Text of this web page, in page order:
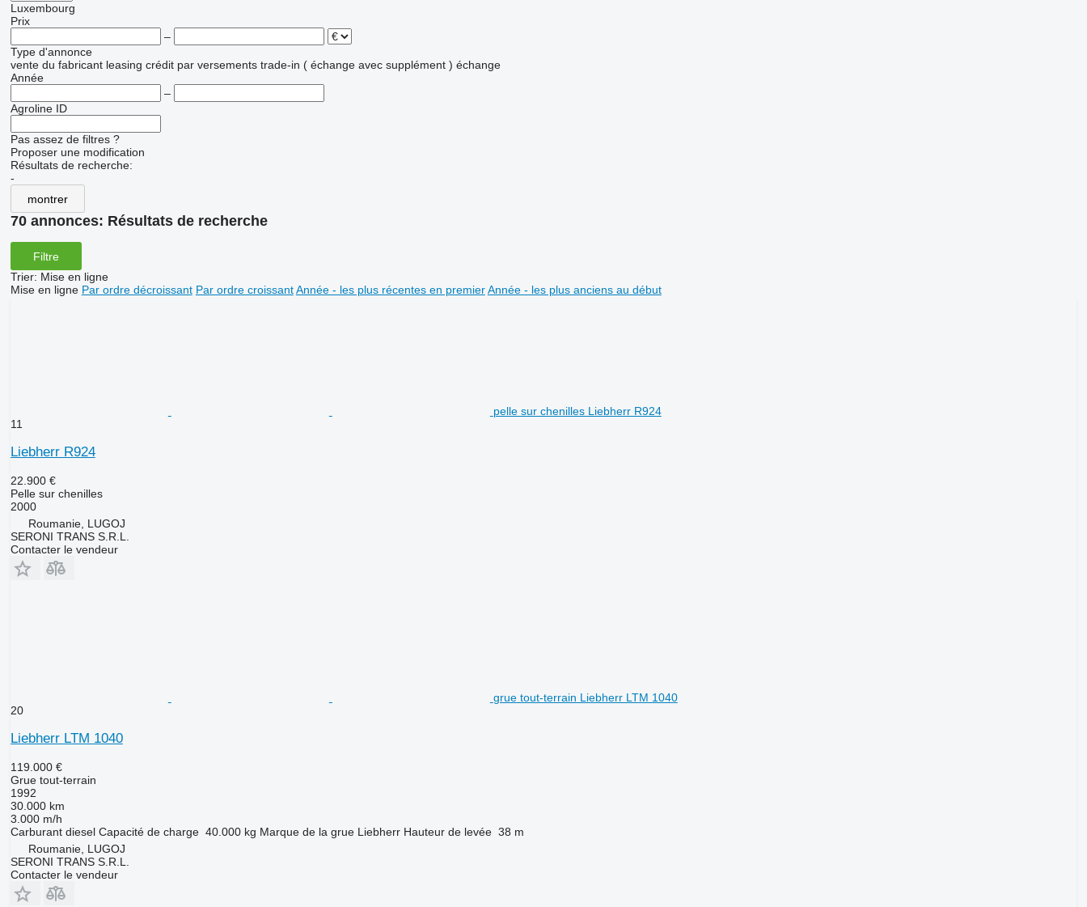
Luxembourg
Prix
–
Type d'annonce
vente du fabricant leasing crédit par versements trade-in ( échange avec supplément ) échange
Année
–
Agroline ID
Pas assez de filtres ?
Proposer une modification
Résultats de recherche:
-
montrer
70 annonces: Résultats de recherche
Filtre
Trier: Mise en ligne
Mise en ligne Par ordre décroissant Par ordre croissant Année - les plus récentes en premier Année - les plus anciens au début
pelle sur chenilles Liebherr R924
11
Liebherr R924
22.900 €
Pelle sur chenilles
2000
Roumanie, LUGOJ
SERONI TRANS S.R.L.
Contacter le vendeur
grue tout-terrain Liebherr LTM 1040
20
Liebherr LTM 1040
119.000 €
Grue tout-terrain
1992
30.000 km
3.000 m/h
Carburant diesel Capacité de charge 40.000 kg Marque de la grue Liebherr Hauteur de levée 38 m
Roumanie, LUGOJ
SERONI TRANS S.R.L.
Contacter le vendeur